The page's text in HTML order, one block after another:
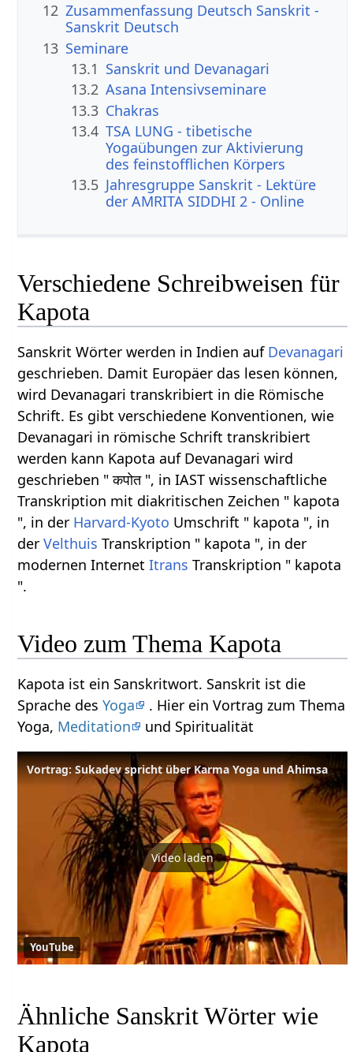
12 Zusammenfassung Deutsch Sanskrit -
Sanskrit Deutsch
13 Seminare
13.1 Sanskrit und Devanagari
13.2 Asana Intensivseminare
13.3 Chakras
13.4 TSA LUNG - tibetische
Yogaübungen zur Aktivierung
des feinstofflichen Körpers
13.5 Jahresgruppe Sanskrit - Lektüre
der AMRITA SIDDHI 2 - Online
Verschiedene Schreibweisen für
Kapota
Sanskrit Wörter werden in Indien auf Devanagari
geschrieben. Damit Europäer das lesen können,
wird Devanagari transkribiert in die Römische
Schrift. Es gibt verschiedene Konventionen, wie
Devanagari in römische Schrift transkribiert
werden kann Kapota auf Devanagari wird
geschrieben " कपोत ", in IAST wissenschaftliche
Transkription mit diakritischen Zeichen " kapota
", in der Harvard-Kyoto Umschrift " kapota ", in
derVelthuis Transkription " kapota ", in der
modernen InternetItrans Transkription " kapota
".
Video zum Thema Kapota
Kapota ist ein Sanskritwort. Sanskrit ist die
Sprache desYoga
. Hier ein Vortrag zum Thema
Yoga, Meditation und Spiritualität
Vortrag: Sukadev spricht über Karma Yoga und Ahimsa
Video laden
YouTube
Ähnliche Sanskrit Wörter wie
Kapota